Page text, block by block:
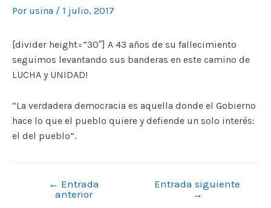
Por usina / 1 julio, 2017
[divider height=”30″] A 43 años de su fallecimiento
seguimos levantando sus banderas en este camino de
LUCHA y UNIDAD!
“La verdadera democracia es aquella donde el Gobierno
hace lo que el pueblo quiere y defiende un solo interés:
el del pueblo”.
Navegación
← Entrada
anterior
Entrada siguiente
→